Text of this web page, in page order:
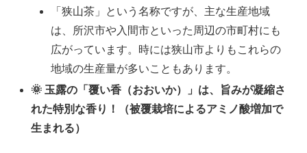
「狭山茶」という名称ですが、主な生産地域
は、所沢市や入間市といった周辺の市町村にも
広がっています。時には狭山市よりもこれらの
地域の生産量が多いこともあります。
🌞 玉露の「覆い香（おおいか）」は、旨みが凝縮さ
れた特別な香り！（被覆栽培によるアミノ酸増加で
生まれる）